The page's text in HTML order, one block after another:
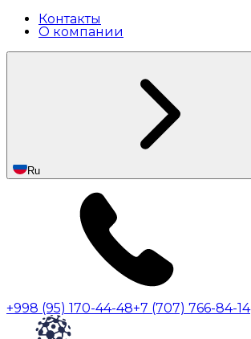
Контакты
О компании
Ru
+998 (95) 170-44-48+7 (707) 766-84-14